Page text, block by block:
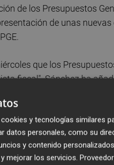
de los Presupuestos
de unas
que los
fiscal". Sánchez ha
cuentas y se
con el "mayor
de España.
y tecnologías similares
datos personales, como su
y contenido
mejorar los servicios.